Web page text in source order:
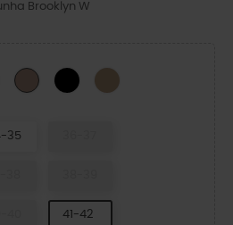
Brooklyn W
Cogumelo
Latte/Mushroom
BLACK/BLACKCashew/Cashew
35
41-42